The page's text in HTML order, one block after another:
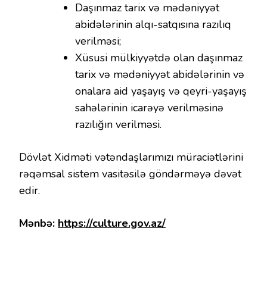
Daşınmaz tarix və mədəniyyət
abidələrinin alqı-satqısına razılıq
verilməsi;
Xüsusi mülkiyyətdə olan daşınmaz
tarix və mədəniyyət abidələrinin və
onalara aid yaşayış və qeyri-yaşayış
sahələrinin icarəyə verilməsinə
razılığın verilməsi.
Dövlət Xidməti vətəndaşlarımızı müraciətlərini
rəqəmsal sistem vasitəsilə göndərməyə dəvət
edir.
Mənbə: https://culture.gov.az/